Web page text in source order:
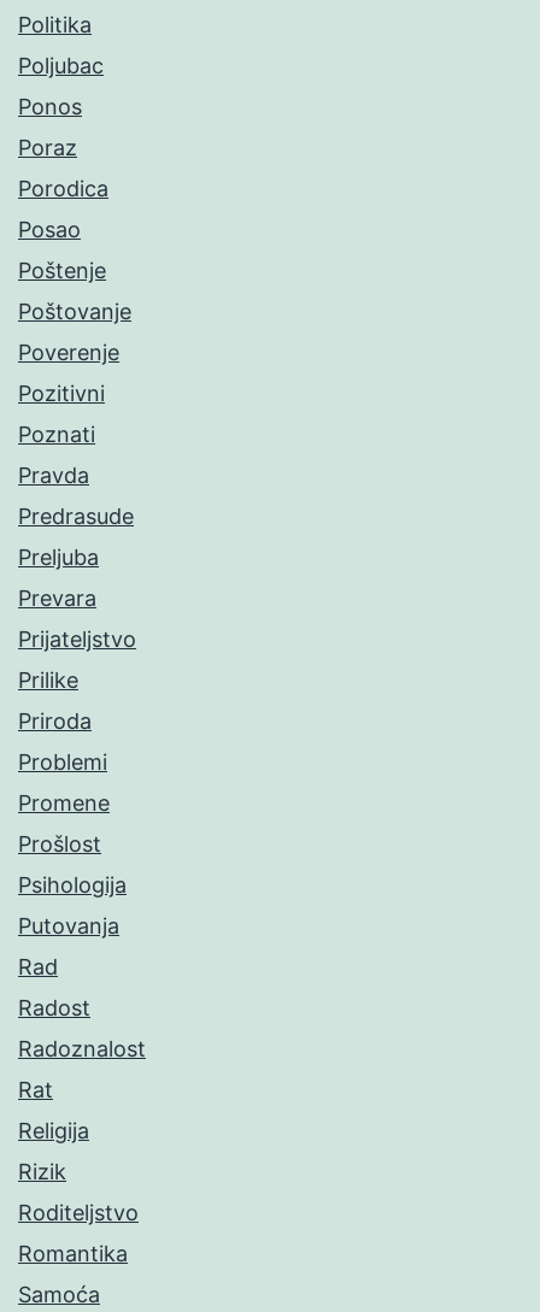
Politika
Poljubac
Ponos
Poraz
Porodica
Posao
Poštenje
Poštovanje
Poverenje
Pozitivni
Poznati
Pravda
Predrasude
Preljuba
Prevara
Prijateljstvo
Prilike
Priroda
Problemi
Promene
Prošlost
Psihologija
Putovanja
Rad
Radost
Radoznalost
Rat
Religija
Rizik
Roditeljstvo
Romantika
Samoća